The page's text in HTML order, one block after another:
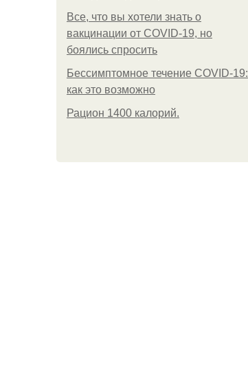
Все, что вы хотели знать о
вакцинации от COVID-19, но
боялись спросить
Бессимптомное течение COVID-19:
как это возможно
Рацион 1400 калорий.